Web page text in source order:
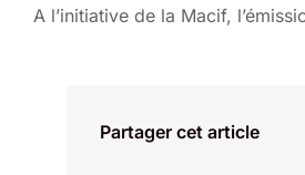
A l’initiative de la Macif,
Partager cet article